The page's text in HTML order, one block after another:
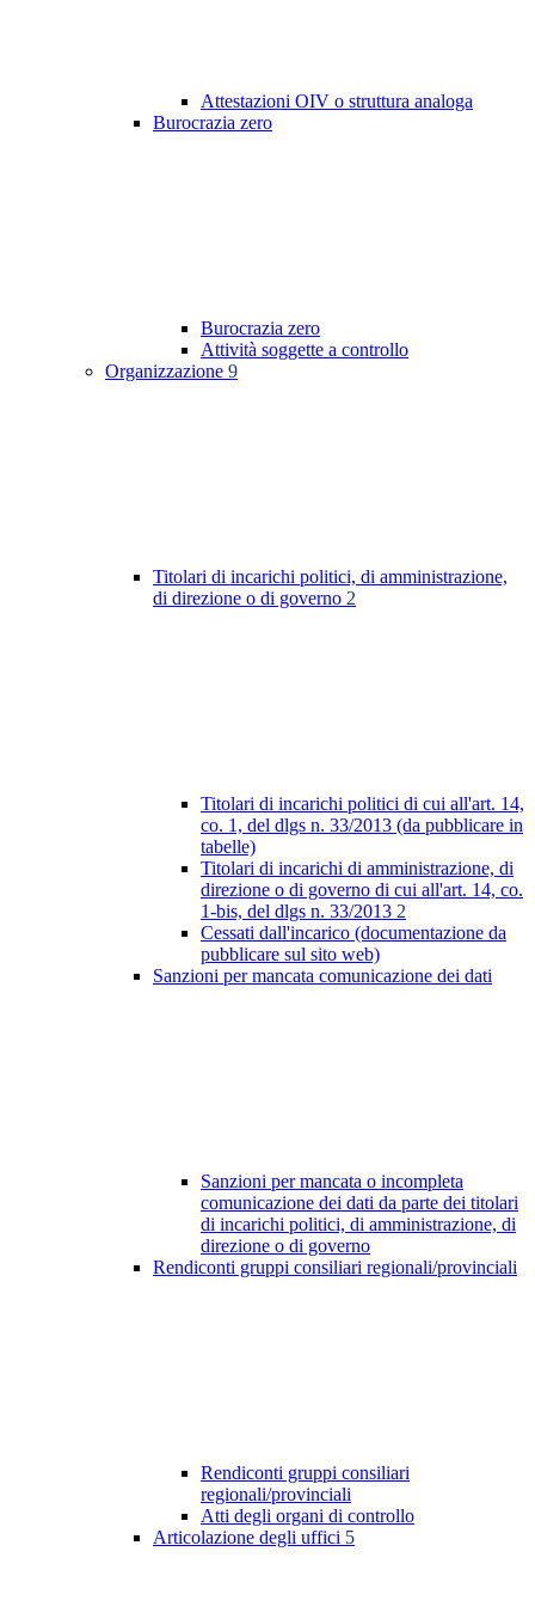
Attestazioni OIV o struttura analoga
Burocrazia zero
Burocrazia zero
Attività soggette a controllo
Organizzazione 9
Titolari di incarichi politici, di amministrazione,
di direzione o di governo 2
Titolari di incarichi politici di cui all'art. 14,
co. 1, del dlgs n. 33/2013 (da pubblicare in
tabelle)
Titolari di incarichi di amministrazione, di
direzione o di governo di cui all'art. 14, co.
1-bis, del dlgs n. 33/2013 2
Cessati dall'incarico (documentazione da
pubblicare sul sito web)
Sanzioni per mancata comunicazione dei dati
Sanzioni per mancata o incompleta
comunicazione dei dati da parte dei titolari
di incarichi politici, di amministrazione, di
direzione o di governo
Rendiconti gruppi consiliari regionali/provinciali
Rendiconti gruppi consiliari
regionali/provinciali
Atti degli organi di controllo
Articolazione degli uffici 5